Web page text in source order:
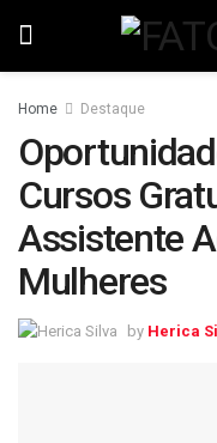
Home Destaque
Cursos
Assistente
Mulheres
by Herica